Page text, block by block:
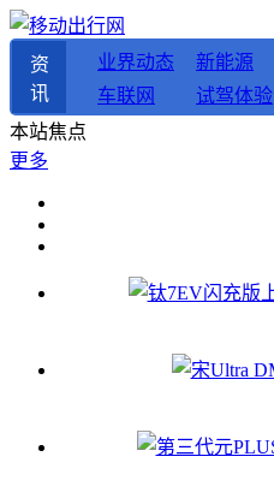
资
讯
业界动态
新能源
车联网
试驾体验
本站焦点
更多